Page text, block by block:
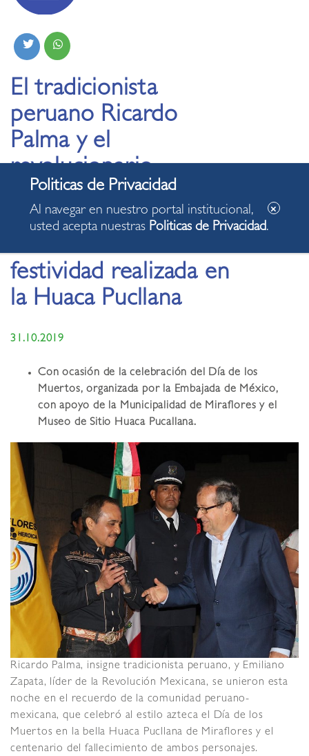
El tradicionista
peruano Ricardo
Palma y el
revolucionario
mexicano Emiliano
Zapata, fueron
recordados en
festividad realizada en
la Huaca Pucllana
31.10.2019
Con ocasión de la celebración del Día de los
Muertos, organizada por la Embajada de México,
con apoyo de la Municipalidad de Miraflores y el
Museo de Sitio Huaca Pucallana.
Ricardo Palma, insigne tradicionista peruano, y Emiliano
Zapata, líder de la Revolución Mexicana, se unieron esta
noche en el recuerdo de la comunidad peruano-
mexicana, que celebró al estilo azteca el Día de los
Muertos en la bella Huaca Pucllana de Miraflores y el
centenario del fallecimiento de ambos personajes.
Al navegar en nuestro portal institucional,
usted acepta nuestras Politicas de Privacidad.